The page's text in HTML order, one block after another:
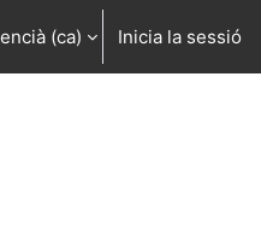
de la cerca
‎(ca)‎ Inicia la sessió